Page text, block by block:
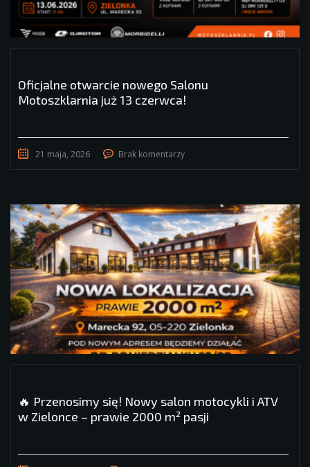
Oficjalne otwarcie nowego Salonu
Motoszklarnia już 13 czerwca!
21 maja, 2026 Brak komentarzy
🔥 Przenosimy się! Nowy salon motocykli i ATV
w Zielonce – prawie 2000 m² pasji